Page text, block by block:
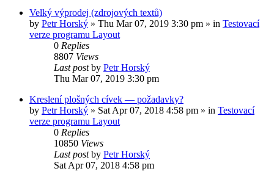
Velký výprodej (zdrojových textů)
by Petr Horský » Thu Mar 07, 2019 3:30 pm » in Testovací
verze programu Layout
0 Replies
8807 Views
Last postby Petr Horský
Thu Mar 07, 2019 3:30 pm
Kreslení plošných cívek — požadavky?
by Petr Horský » Sat Apr 07, 2018 4:58 pm » in Testovací
verze programu Layout
0 Replies
10850 Views
Last postby Petr Horský
Sat Apr 07, 2018 4:58 pm